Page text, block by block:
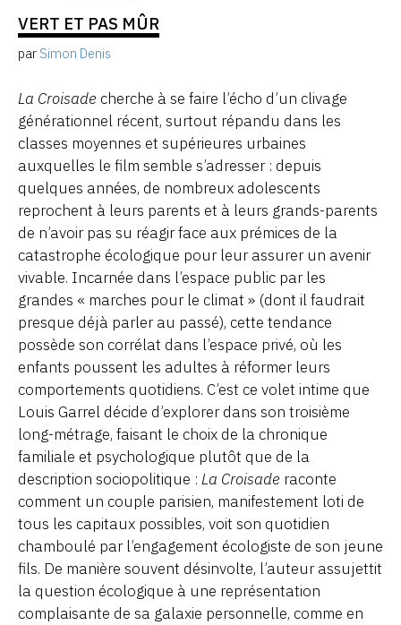
VERT ET PAS MÛR
par Simon Denis
La Croisade cherche à se faire l’écho d’un clivage
générationnel récent, surtout répandu dans les
classes moyennes et supérieures urbaines
auxquelles le film semble s’adresser : depuis
quelques années, de nombreux adolescents
reprochent à leurs parents et à leurs grands-parents
de n’avoir pas su réagir face aux prémices de la
catastrophe écologique pour leur assurer un avenir
vivable. Incarnée dans l’espace public par les
grandes « marches pour le climat » (dont il faudrait
presque déjà parler au passé), cette tendance
possède son corrélat dans l’espace privé, où les
enfants poussent les adultes à réformer leurs
comportements quotidiens. C’est ce volet intime que
Louis Garrel décide d’explorer dans son troisième
long-métrage, faisant le choix de la chronique
familiale et psychologique plutôt que de la
description sociopolitique : La Croisade raconte
comment un couple parisien, manifestement loti de
tous les capitaux possibles, voit son quotidien
chamboulé par l’engagement écologiste de son jeune
fils. De manière souvent désinvolte, l’auteur assujettit
la question écologique à une représentation
complaisante de sa galaxie personnelle, comme en